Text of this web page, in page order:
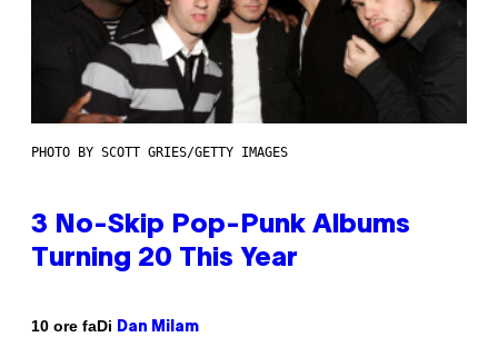
PHOTO BY SCOTT GRIES/GETTY IMAGES
3 No-Skip Pop-Punk Albums
Turning 20 This Year
10 ore faDi Dan Milam